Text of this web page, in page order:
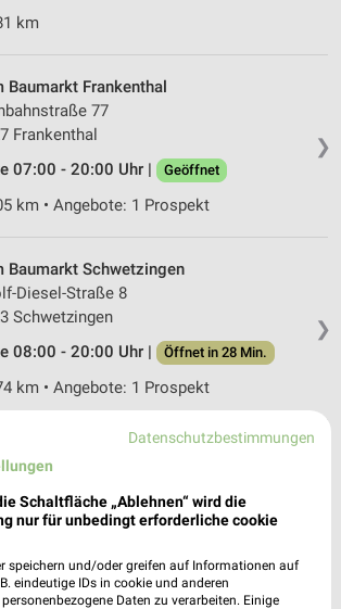
km
❯
Baumarkt Frankenthal
77
Frankenthal
07:00 - 20:00 Uhr |
Geöffnet
km • Angebote: 1 Prospekt
❯
Baumarkt Schwetzingen
Diesel-Straße 8
Schwetzingen
08:00 - 20:00 Uhr |
Öffnet in 28 Min.
km • Angebote: 1 Prospekt
2
Speyer
07:00 - 18:00 Uhr |
km
Datenschutzbestimmungen
Schaltfläche „Ablehnen“ wird die
nur für unbedingt erforderliche cookie
speichern und/oder greifen auf Informationen auf
eindeutige IDs in cookie und anderen
Daten zu verarbeiten. Einige